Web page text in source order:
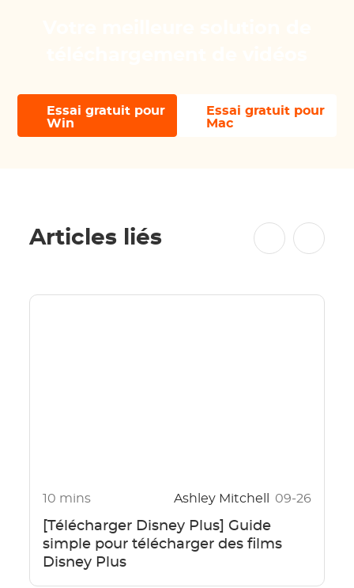
Essai gratuit pour
Win
Essai gratuit pour
Mac
Articles liés
10 mins Ashley Mitchell 09-26
[Télécharger Disney Plus] Guide
simple pour télécharger des films
Disney Plus